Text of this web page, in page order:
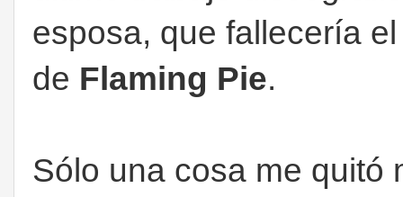
esposa, que fallecería
de Flaming Pie.
Sólo una cosa me quitó